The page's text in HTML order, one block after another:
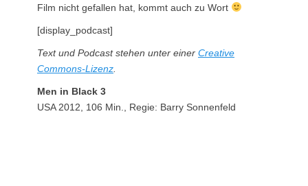
Film nicht gefallen hat, kommt auch zu Wort
[display_podcast]
Text und Podcast stehen unter einer Creative
Commons-Lizenz
Men in Black 3
USA 2012, 106 Min., Regie: Barry Sonnenfeld